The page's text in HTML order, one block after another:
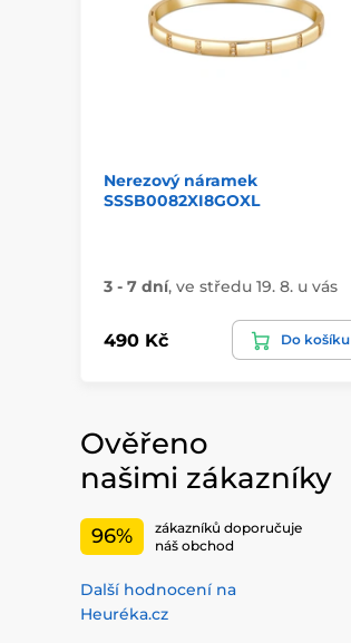
Nerezový náramek
SSSB0082XI8GOXL
3 - 7 dní, ve středu 19. 8. u vás
490 Kč Do košíku
Ověřeno
našimi zákazníky
96%
zákazníků doporučuje
náš obchod
Další hodnocení na
Heuréka.cz